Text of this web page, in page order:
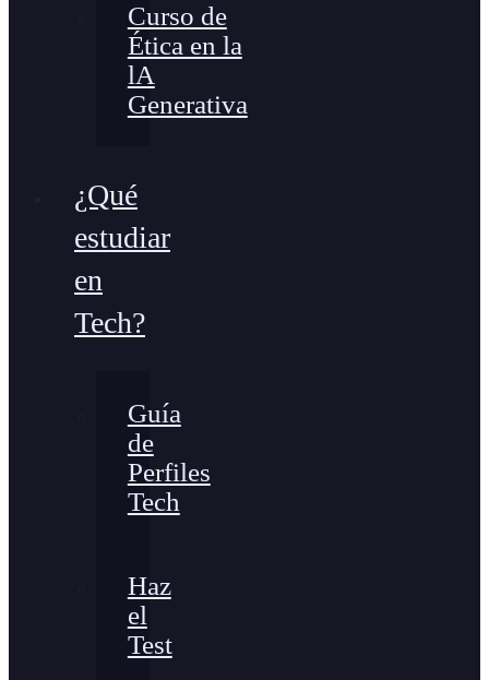
Curso de
Ética en la
lA
Generativa
¿Qué
estudiar
en
Tech?
Guía
de
Perfiles
Tech
Haz
el
Test